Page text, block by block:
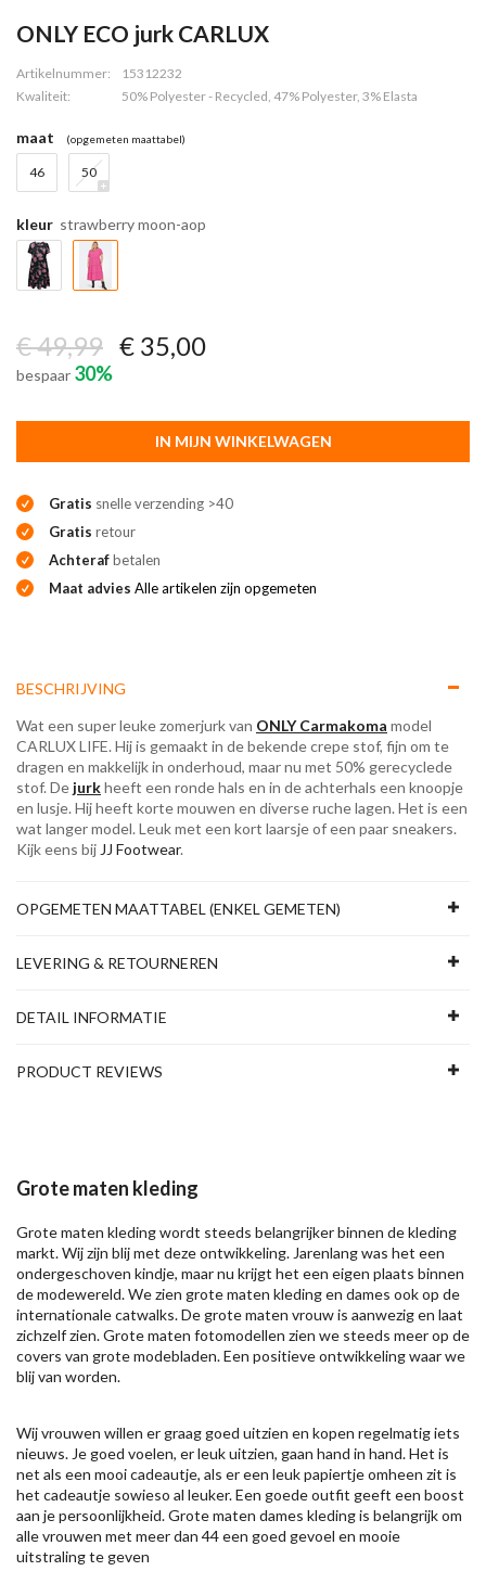
ONLY ECO jurk CARLUX
Artikelnummer:
15312232
Kwaliteit:
50% Polyester - Recycled, 47% Polyester, 3% Elasta
maat (opgemeten maattabel)
46 50
kleur strawberry moon-aop
€ 49,99 € 35,00
bespaar 30%
IN MIJN WINKELWAGEN
Gratis snelle verzending >40
Gratis retour
Achterafbetalen
Maat advies Alle artikelen zijn opgemeten
BESCHRIJVING
Wat een super leuke zomerjurk van ONLY Carmakoma model
CARLUX LIFE. Hij is gemaakt in de bekende crepe stof, fijn om te
dragen en makkelijk in onderhoud, maar nu met 50% gerecyclede
stof. De jurkheeft een ronde hals en in de achterhals een knoopje
en lusje. Hij heeft korte mouwen en diverse ruche lagen. Het is een
wat langer model. Leuk met een kort laarsje of een paar sneakers.
Kijk eens bij JJ Footwear.
OPGEMETEN MAATTABEL (ENKEL GEMETEN)
LEVERING & RETOURNEREN
DETAIL INFORMATIE
PRODUCT REVIEWS
Grote maten kleding
Grote maten kleding wordt steeds belangrijker binnen de kleding
markt. Wij zijn blij met deze ontwikkeling. Jarenlang was het een
ondergeschoven kindje, maar nu krijgt het een eigen plaats binnen
de modewereld. We zien grote maten kleding en dames ook op de
internationale catwalks. De grote maten vrouw is aanwezig en laat
zichzelf zien. Grote maten fotomodellen zien we steeds meer op de
covers van grote modebladen. Een positieve ontwikkeling waar we
blij van worden.
Wij vrouwen willen er graag goed uitzien en kopen regelmatig iets
nieuws. Je goed voelen, er leuk uitzien, gaan hand in hand. Het is
net als een mooi cadeautje, als er een leuk papiertje omheen zit is
het cadeautje sowieso al leuker. Een goede outfit geeft een boost
aan je persoonlijkheid. Grote maten dames kleding is belangrijk om
alle vrouwen met meer dan 44 een goed gevoel en mooie
uitstraling te geven